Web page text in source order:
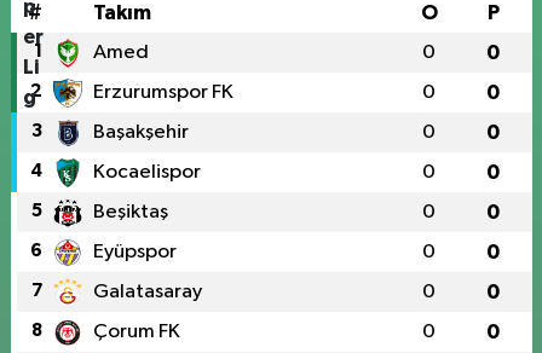
# Takım O P
1 Amed 0 0
2 Erzurumspor FK 0 0
3 Başakşehir 0 0
4 Kocaelispor 0 0
5 Beşiktaş 0 0
6 Eyüpspor 0 0
7 Galatasaray 0 0
8 Çorum FK 0 0